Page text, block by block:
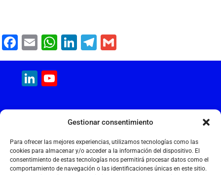
Gestionar consentimiento
Para ofrecer las mejores experiencias, utilizamos tecnologías como las
cookies para almacenar y/o acceder a la información del dispositivo. El
consentimiento de estas tecnologías nos permitirá procesar datos como el
comportamiento de navegación o las identificaciones únicas en este sitio.
F
a
c
e
b
o
k
E
m
ai
W
h
A
p
Li
n
dI
n
T
el
a
m
m
LinkedIn
Calle Cantir, 12 – Nave 7
Polígono Industrial Magarola
08292 Esparreguera – Barcelona
+34 934 397 038